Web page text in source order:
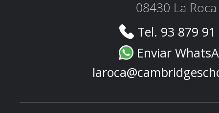
08430 La Roca
Tel. 93 879
Enviar